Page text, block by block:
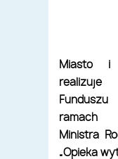
Miasto i
ramach
Ministra
„Opieka